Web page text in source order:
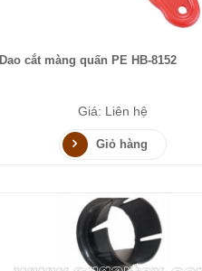
Dao cắt màng quấn PE HB-8152
Giá: Liên hệ
Giỏ hàng